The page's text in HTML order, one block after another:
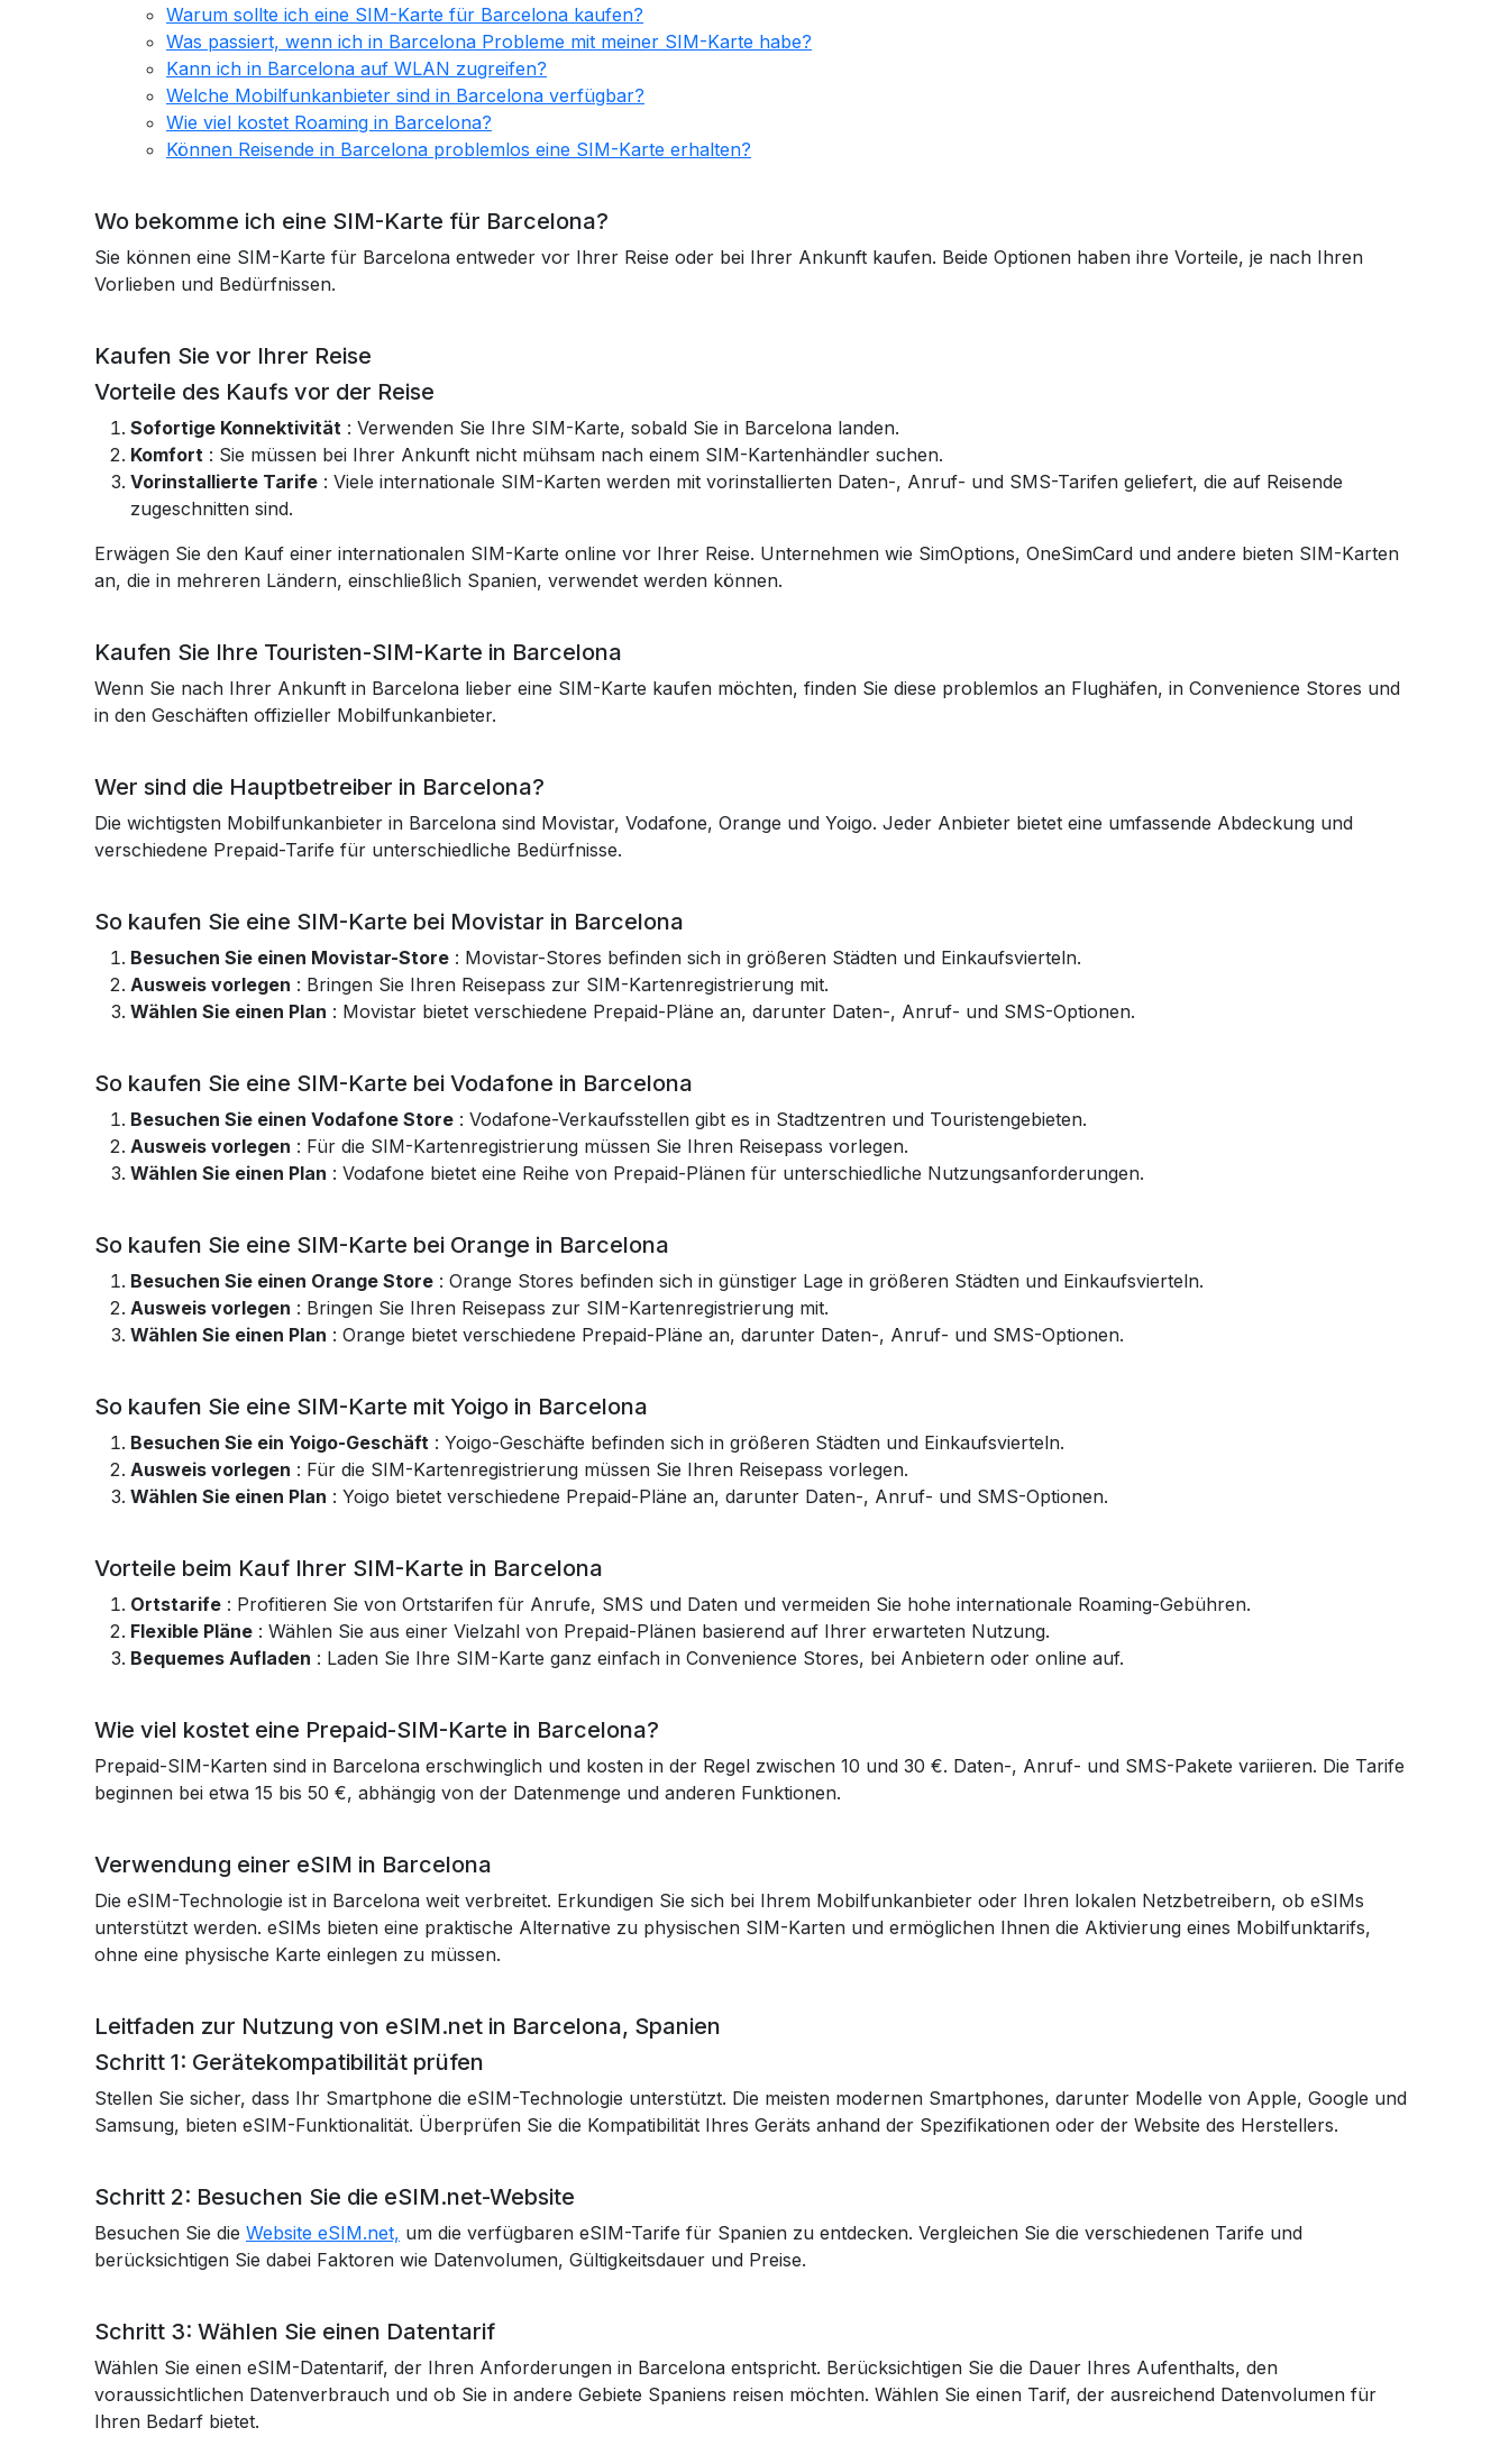
Warum sollte ich eine SIM-Karte für Barcelona kaufen?
Was passiert, wenn ich in Barcelona Probleme mit meiner SIM-Karte habe?
Kann ich in Barcelona auf WLAN zugreifen?
Welche Mobilfunkanbieter sind in Barcelona verfügbar?
Wie viel kostet Roaming in Barcelona?
Können Reisende in Barcelona problemlos eine SIM-Karte erhalten?
Wo bekomme ich eine SIM-Karte für Barcelona?
Sie können eine SIM-Karte für Barcelona entweder vor Ihrer Reise oder bei Ihrer Ankunft kaufen. Beide Optionen haben ihre Vorteile, je nach Ihren
Vorlieben und Bedürfnissen.
Kaufen Sie vor Ihrer Reise
Vorteile des Kaufs vor der Reise
Sofortige Konnektivität : Verwenden Sie Ihre SIM-Karte, sobald Sie in Barcelona landen.
Komfort : Sie müssen bei Ihrer Ankunft nicht mühsam nach einem SIM-Kartenhändler suchen.
Vorinstallierte Tarife : Viele internationale SIM-Karten werden mit vorinstallierten Daten-, Anruf- und SMS-Tarifen geliefert, die auf Reisende
zugeschnitten sind.
Erwägen Sie den Kauf einer internationalen SIM-Karte online vor Ihrer Reise. Unternehmen wie SimOptions, OneSimCard und andere bieten SIM-Karten
an, die in mehreren Ländern, einschließlich Spanien, verwendet werden können.
Kaufen Sie Ihre Touristen-SIM-Karte in Barcelona
Wenn Sie nach Ihrer Ankunft in Barcelona lieber eine SIM-Karte kaufen möchten, finden Sie diese problemlos an Flughäfen, in Convenience Stores und
in den Geschäften offizieller Mobilfunkanbieter.
Wer sind die Hauptbetreiber in Barcelona?
Die wichtigsten Mobilfunkanbieter in Barcelona sind Movistar, Vodafone, Orange und Yoigo. Jeder Anbieter bietet eine umfassende Abdeckung und
verschiedene Prepaid-Tarife für unterschiedliche Bedürfnisse.
So kaufen Sie eine SIM-Karte bei Movistar in Barcelona
Besuchen Sie einen Movistar-Store : Movistar-Stores befinden sich in größeren Städten und Einkaufsvierteln.
Ausweis vorlegen : Bringen Sie Ihren Reisepass zur SIM-Kartenregistrierung mit.
Wählen Sie einen Plan : Movistar bietet verschiedene Prepaid-Pläne an, darunter Daten-, Anruf- und SMS-Optionen.
So kaufen Sie eine SIM-Karte bei Vodafone in Barcelona
Besuchen Sie einen Vodafone Store : Vodafone-Verkaufsstellen gibt es in Stadtzentren und Touristengebieten.
Ausweis vorlegen : Für die SIM-Kartenregistrierung müssen Sie Ihren Reisepass vorlegen.
Wählen Sie einen Plan : Vodafone bietet eine Reihe von Prepaid-Plänen für unterschiedliche Nutzungsanforderungen.
So kaufen Sie eine SIM-Karte bei Orange in Barcelona
Besuchen Sie einen Orange Store : Orange Stores befinden sich in günstiger Lage in größeren Städten und Einkaufsvierteln.
Ausweis vorlegen : Bringen Sie Ihren Reisepass zur SIM-Kartenregistrierung mit.
Wählen Sie einen Plan : Orange bietet verschiedene Prepaid-Pläne an, darunter Daten-, Anruf- und SMS-Optionen.
So kaufen Sie eine SIM-Karte mit Yoigo in Barcelona
Besuchen Sie ein Yoigo-Geschäft : Yoigo-Geschäfte befinden sich in größeren Städten und Einkaufsvierteln.
Ausweis vorlegen : Für die SIM-Kartenregistrierung müssen Sie Ihren Reisepass vorlegen.
Wählen Sie einen Plan : Yoigo bietet verschiedene Prepaid-Pläne an, darunter Daten-, Anruf- und SMS-Optionen.
Vorteile beim Kauf Ihrer SIM-Karte in Barcelona
Ortstarife : Profitieren Sie von Ortstarifen für Anrufe, SMS und Daten und vermeiden Sie hohe internationale Roaming-Gebühren.
Flexible Pläne : Wählen Sie aus einer Vielzahl von Prepaid-Plänen basierend auf Ihrer erwarteten Nutzung.
Bequemes Aufladen : Laden Sie Ihre SIM-Karte ganz einfach in Convenience Stores, bei Anbietern oder online auf.
Wie viel kostet eine Prepaid-SIM-Karte in Barcelona?
Prepaid-SIM-Karten sind in Barcelona erschwinglich und kosten in der Regel zwischen 10 und 30 €. Daten-, Anruf- und SMS-Pakete variieren. Die Tarife
beginnen bei etwa 15 bis 50 €, abhängig von der Datenmenge und anderen Funktionen.
Verwendung einer eSIM in Barcelona
Die eSIM-Technologie ist in Barcelona weit verbreitet. Erkundigen Sie sich bei Ihrem Mobilfunkanbieter oder Ihren lokalen Netzbetreibern, ob eSIMs
unterstützt werden. eSIMs bieten eine praktische Alternative zu physischen SIM-Karten und ermöglichen Ihnen die Aktivierung eines Mobilfunktarifs,
ohne eine physische Karte einlegen zu müssen.
Leitfaden zur Nutzung von eSIM.net in Barcelona, Spanien
Schritt 1: Gerätekompatibilität prüfen
Stellen Sie sicher, dass Ihr Smartphone die eSIM-Technologie unterstützt. Die meisten modernen Smartphones, darunter Modelle von Apple, Google und
Samsung, bieten eSIM-Funktionalität. Überprüfen Sie die Kompatibilität Ihres Geräts anhand der Spezifikationen oder der Website des Herstellers.
Schritt 2: Besuchen Sie die eSIM.net-Website
Besuchen Sie die Website eSIM.net, um die verfügbaren eSIM-Tarife für Spanien zu entdecken. Vergleichen Sie die verschiedenen Tarife und
berücksichtigen Sie dabei Faktoren wie Datenvolumen, Gültigkeitsdauer und Preise.
Schritt 3: Wählen Sie einen Datentarif
Wählen Sie einen eSIM-Datentarif, der Ihren Anforderungen in Barcelona entspricht. Berücksichtigen Sie die Dauer Ihres Aufenthalts, den
voraussichtlichen Datenverbrauch und ob Sie in andere Gebiete Spaniens reisen möchten. Wählen Sie einen Tarif, der ausreichend Datenvolumen für
Ihren Bedarf bietet.